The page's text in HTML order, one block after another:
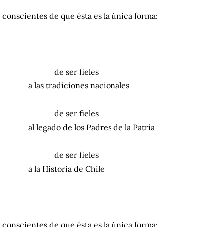
conscientes de que ésta es la única forma:
de ser fieles
a las tradiciones nacionales
de ser fieles
al legado de los Padres de la Patria
de ser fieles
a la Historia de Chile
conscientes de que ésta es la única forma: